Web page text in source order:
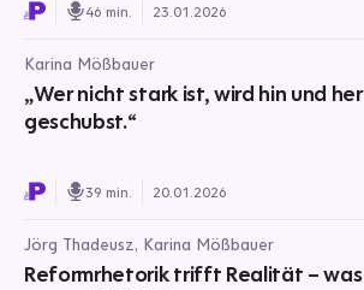
46 min. 23.01.2026
Karina Mößbauer
„Wer nicht stark ist, wird hin und her
geschubst.“
39 min. 20.01.2026
Jörg Thadeusz, Karina Mößbauer
Reformrhetorik trifft Realität – was